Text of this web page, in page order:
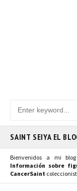
SAINT SEIYA EL
Bienvenidos a mi
Información sobre
CancerSaint